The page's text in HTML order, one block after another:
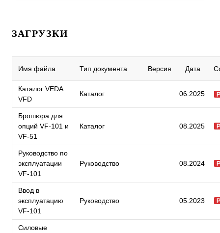
ЗАГРУЗКИ
Имя файла Тип документа Версия Дата
Каталог VEDA
VFD
Каталог 06.2025
Брошюра для
опций VF-101 и
VF-51
Каталог 08.2025
Руководство по
эксплуатации
VF-101
Руководство 08.2024
Ввод в
эксплуатацию
VF-101
Руководство 05.2023
Силовые